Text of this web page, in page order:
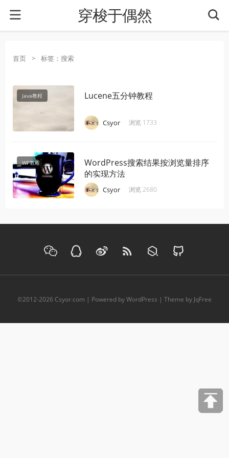
穿梭于偶然
首页 > 标签：搜索
Java教程 Lucene五分钟教程
Csyor 浏览 1733
WP教程
WordPress搜索结果按浏览量排序
的实现方法
Csyor 浏览 2680
©2012-2026 Csyor.com | Powered by WordPress | Theme by JqFree